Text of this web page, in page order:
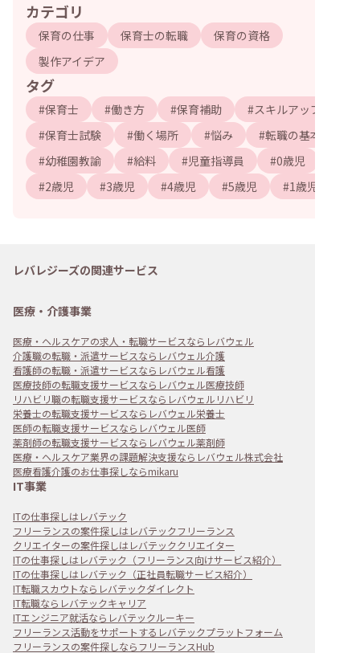
カテゴリ
保育の仕事 保育士の転職
保育の資格
製作アイデア
タグ
#保育士 #働き方 #保育補助 #スキルアップ
#保育士試験 #働く場所 #悩み #転職の基本
#幼稚園教諭 #給料 #児童指導員 #0歳児
#2歳児 #3歳児 #4歳児 #5歳児 #1歳児
レバレジーズの関連サービス
医療・介護事業
医療・ヘルスケアの求人・転職サービスならレバウェル
介護職の転職・派遣サービスならレバウェル介護
看護師の転職・派遣サービスならレバウェル看護
医療技師の転職支援サービスならレバウェル医療技師
リハビリ職の転職支援サービスならレバウェルリハビリ
栄養士の転職支援サービスならレバウェル栄養士
医師の転職支援サービスならレバウェル医師
薬剤師の転職支援サービスならレバウェル薬剤師
医療・ヘルスケア業界の課題解決支援ならレバウェル株式会社
医療看護介護のお仕事探しならmikaru
IT事業
ITの仕事探しはレバテック
フリーランスの案件探しはレバテックフリーランス
クリエイターの案件探しはレバテッククリエイター
ITの仕事探しはレバテック（フリーランス向けサービス紹介）
ITの仕事探しはレバテック（正社員転職サービス紹介）
IT転職スカウトならレバテックダイレクト
IT転職ならレバテックキャリア
ITエンジニア就活ならレバテックルーキー
フリーランス活動をサポートするレバテックプラットフォーム
フリーランスの案件探しならフリーランスHub